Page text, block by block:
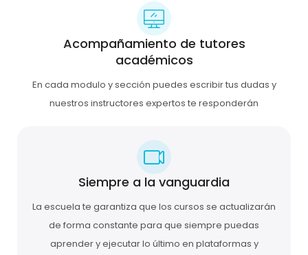
Acompañamiento de tutores
académicos
En cada modulo y sección puedes escribir tus dudas y
nuestros instructores expertos te responderán
Siempre a la vanguardia
La escuela te garantiza que los cursos se actualizarán
de forma constante para que siempre puedas
aprender y ejecutar lo último en plataformas y